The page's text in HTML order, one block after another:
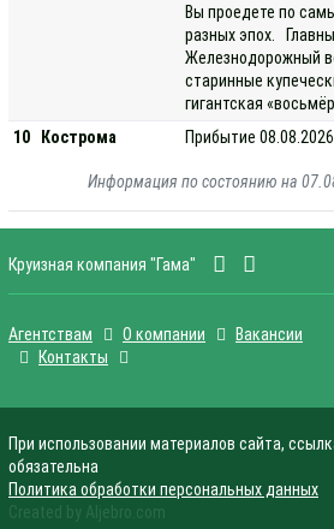
Вы проедете по
разных эпох.
Железнодорожный
старинные
гигантская
10
Кострома Прибытие
Информация по состоянию на
Круизная компания "Гама"
Агентствам О компании
Вакансии
Контакты
При использовании материалов сайта,
обязательна
Политика обработки персональных данных
Created by Aljebro.com